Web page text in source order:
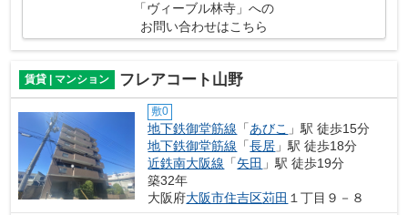
「ヴィーブル林寺」への
お問い合わせはこちら
賃貸 | マンション フレアコート山野
敷0
地下鉄御堂筋線 「あびこ 」駅 徒歩15分
地下鉄御堂筋線 「長居 」駅 徒歩18分
近鉄南大阪線 「矢田 」駅 徒歩19分
築32年
大阪府大阪市住吉区苅田 １丁目９－８